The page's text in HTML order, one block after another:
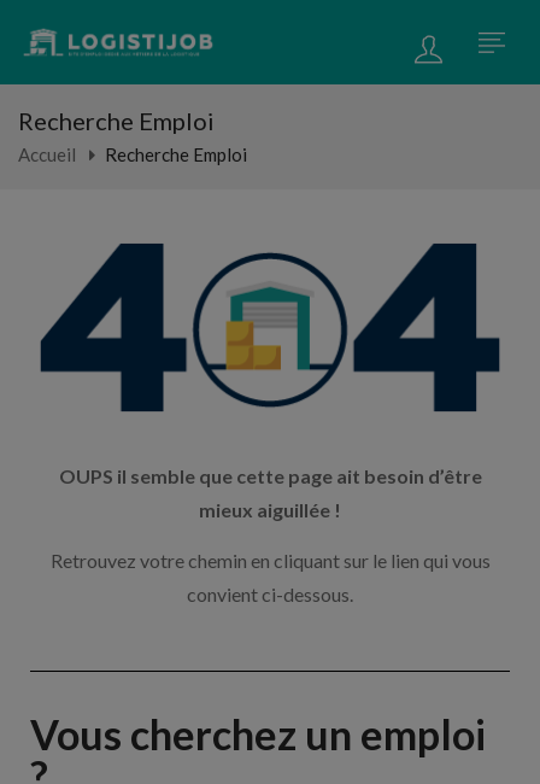
Recherche Emploi
Accueil Recherche Emploi
OUPS il semble que cette page ait besoin d’être
mieux aiguillée !
Retrouvez votre chemin en cliquant sur le lien qui vous
convient ci-dessous.
Vous cherchez un emploi